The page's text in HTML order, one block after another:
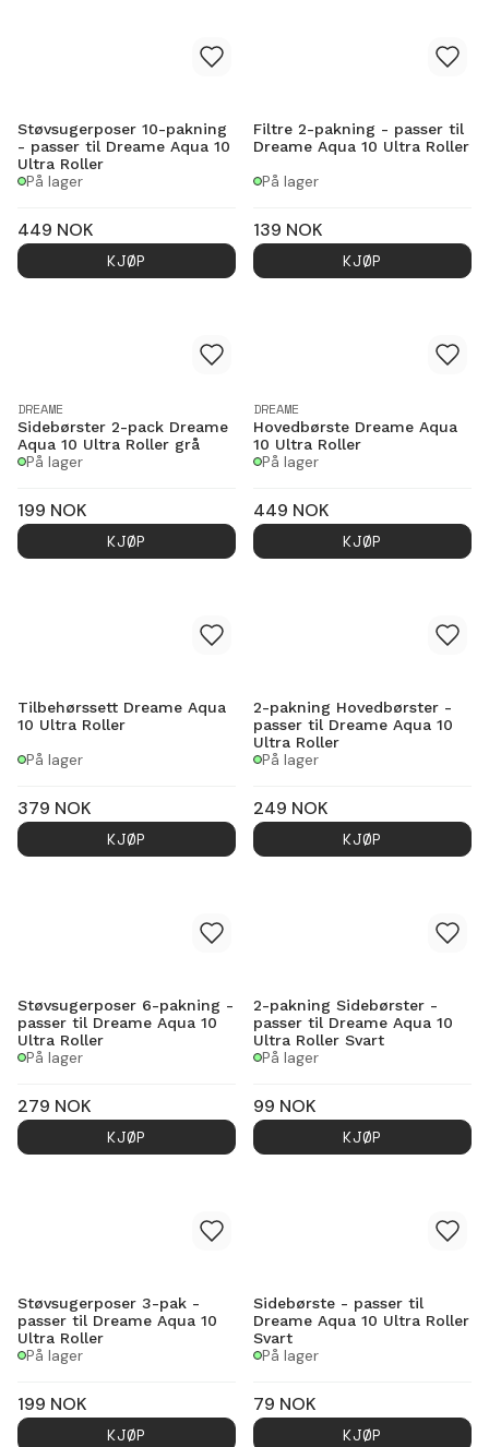
Støvsugerposer 10-pakning
- passer til Dreame Aqua 10
Ultra Roller
På lager
449 NOK
KJØP
Filtre 2-pakning - passer til
Dreame Aqua 10 Ultra Roller
På lager
139 NOK
KJØP
DREAME
Sidebørster 2-pack Dreame
Aqua 10 Ultra Roller grå
På lager
199 NOK
KJØP
DREAME
Hovedbørste Dreame Aqua
10 Ultra Roller
På lager
449 NOK
KJØP
Tilbehørssett Dreame Aqua
10 Ultra Roller
På lager
379 NOK
KJØP
2-pakning Hovedbørster -
passer til Dreame Aqua 10
Ultra Roller
På lager
249 NOK
KJØP
Støvsugerposer 6-pakning -
passer til Dreame Aqua 10
Ultra Roller
På lager
279 NOK
KJØP
2-pakning Sidebørster -
passer til Dreame Aqua 10
Ultra Roller Svart
På lager
99 NOK
KJØP
Støvsugerposer 3-pak -
passer til Dreame Aqua 10
Ultra Roller
På lager
199 NOK
KJØP
Sidebørste - passer til
Dreame Aqua 10 Ultra Roller
Svart
På lager
79 NOK
KJØP